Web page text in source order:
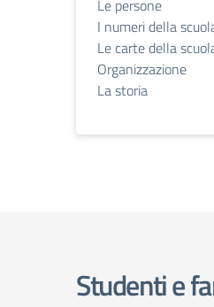
Le persone
I numeri della
Le carte della
Organizzazione
La storia
Studenti e